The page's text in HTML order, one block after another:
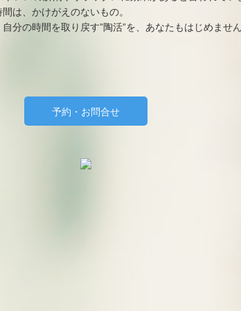
は、かけがえのないもの。
分の時間を取り戻す”陶活”を、あなたもはじめませ
予約・お問合せ